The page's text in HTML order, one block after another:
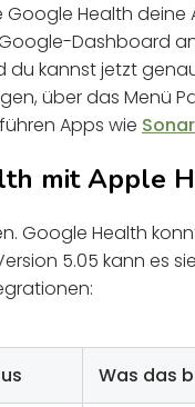
Health
Dashboard
du kannst jetzt
über das Menü
Apps wie Sonar
mit Apple
Google Health
5.05 kann es
Was das